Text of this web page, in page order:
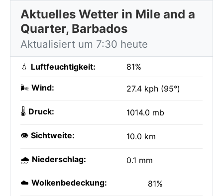
Aktuelles Wetter in Mile and a
Quarter, Barbados
Aktualisiert um 7:30 heute
💧 Luftfeuchtigkeit: 81%
🌬️ Wind: 27.4 kph (95°)
🌡️ Druck: 1014.0 mb
👁️ Sichtweite: 10.0 km
🌧️ Niederschlag: 0.1 mm
☁️ Wolkenbedeckung: 81%